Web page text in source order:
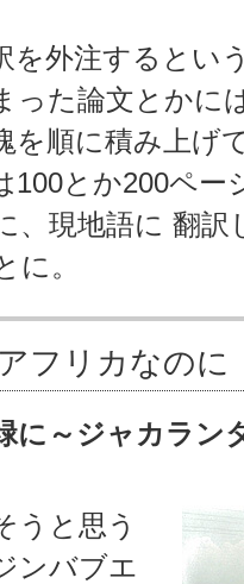
を外注するとい
った論文とかに
を順に積み上げ
100とか200ペー
、現地語に 翻
に。
フリカなのに
に～ジャカラン
うと思う
ンバブエ